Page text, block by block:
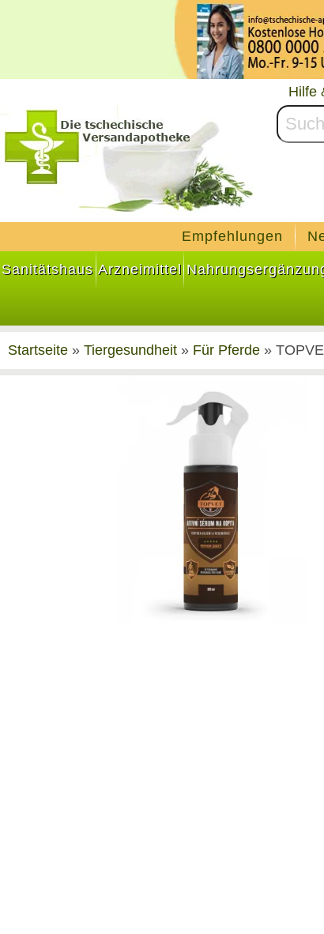
Hilfe
Empfehlungen
Sanitätshaus Arzneimittel
Startseite » Tiergesundheit » Für Pferde »